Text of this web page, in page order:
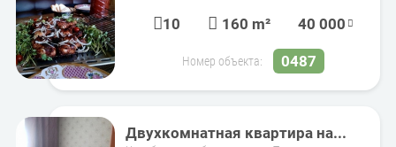
10 160 m² 40 000
Номер объекта: 0487
Двухкомнатная квартира на...